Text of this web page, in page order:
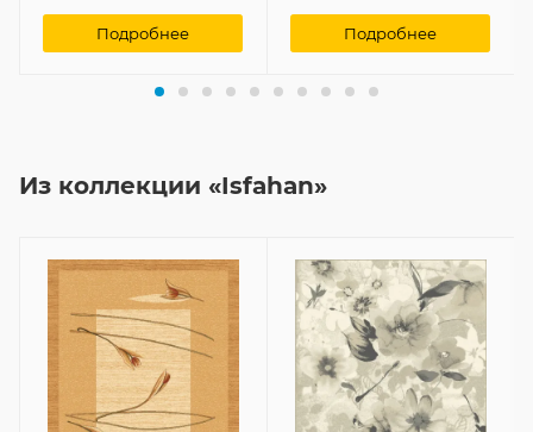
Подробнее Подробнее
Из коллекции «Isfahan»